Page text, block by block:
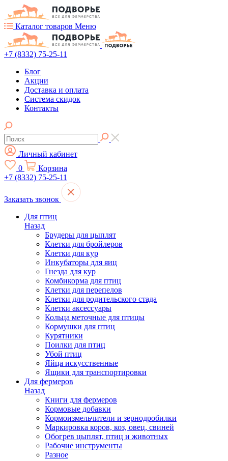
Каталог товаров Меню
+7 (8332) 75-25-11
Блог
Акции
Доставка и оплата
Система скидок
Контакты
Личный кабинет
0
Корзина
+7 (8332) 75-25-11
Заказать звонок
Для птиц
Назад
Брудеры для цыплят
Клетки для бройлеров
Клетки для кур
Инкубаторы для яиц
Гнезда для кур
Комбикорма для птиц
Клетки для перепелов
Клетки для родительского стада
Клетки аксессуары
Кольца меточные для птицы
Кормушки для птиц
Курятники
Поилки для птиц
Убой птиц
Яйца искусственные
Ящики для транспортировки
Для фермеров
Назад
Книги для фермеров
Кормовые добавки
Кормоизмельчители и зернодробилки
Маркировка коров, коз, овец, свиней
Обогрев цыплят, птиц и животных
Рабочие инструменты
Разное